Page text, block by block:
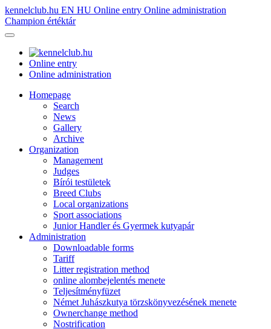
kennelclub.hu EN HU Online entry Online administration
Champion értéktár
Online entry
Online administration
Homepage
Search
News
Gallery
Archive
Organization
Management
Judges
Bírói testületek
Breed Clubs
Local organizations
Sport associations
Junior Handler és Gyermek kutyapár
Administration
Downloadable forms
Tariff
Litter registration method
online alombejelentés menete
Teljesítményfüzet
Német Juhászkutya törzskönyvezésének menete
Ownerchange method
Nostrification